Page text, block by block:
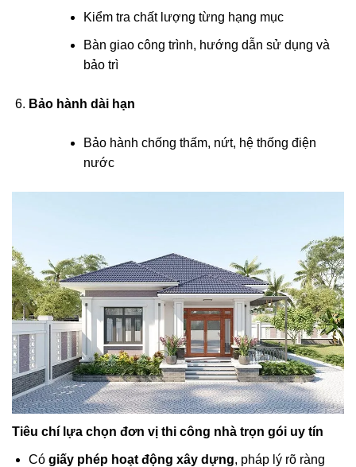
Kiểm tra chất lượng từng hạng mục
Bàn giao công trình, hướng dẫn sử dụng và
bảo trì
Bảo hành dài hạn
Bảo hành chống thấm, nứt, hệ thống điện
nước
Tiêu chí lựa chọn đơn vị thi công nhà trọn gói uy tín
Có giấy phép hoạt động xây dựng, pháp lý rõ ràng